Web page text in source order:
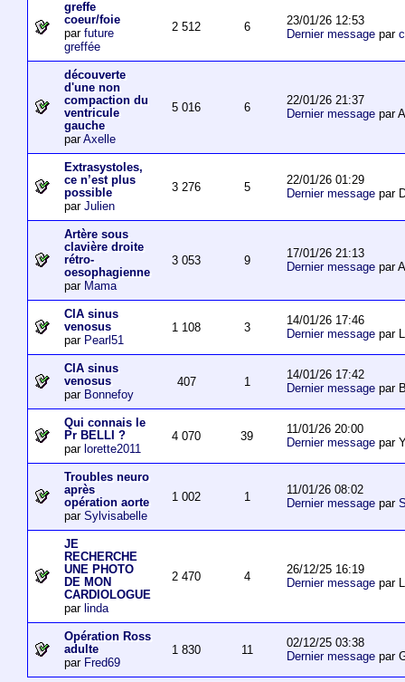
greffe
coeur/foie
par future
greffée
2 512 6
23/01/26 12:53
Dernier messagepar
découverte
d'une non
compaction du
ventricule
gauche
parAxelle
5 016 6
22/01/26 21:37
Dernier messagepar
Extrasystoles,
ce n’est plus
possible
par Julien
3 276 5
22/01/26 01:29
Dernier messagepar
Artère sous
clavière droite
rétro-
oesophagienne
par Mama
3 053 9
17/01/26 21:13
Dernier messagepar
CIA sinus
venosus
par Pearl51
1 108 3
14/01/26 17:46
Dernier messagepar
CIA sinus
venosus
par Bonnefoy
407 1
14/01/26 17:42
Dernier messagepar
Qui connais le
Pr BELLI ?
par lorette2011
4 070 39
11/01/26 20:00
Dernier messagepar
Troubles neuro
après
opération aorte
par Sylvisabelle
1 002 1
11/01/26 08:02
Dernier messagepar
JE
RECHERCHE
UNE PHOTO
DE MON
CARDIOLOGUE
par linda
2 470 4
26/12/25 16:19
Dernier messagepar
Opération Ross
adulte
par Fred69
1 830 11
02/12/25 03:38
Dernier messagepar